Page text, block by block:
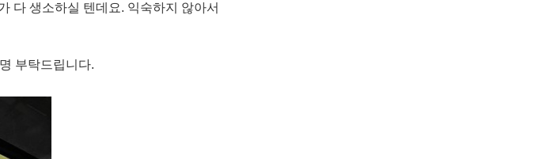
다 생소하실 텐데요. 익숙하지 않아서
부탁드립니다.